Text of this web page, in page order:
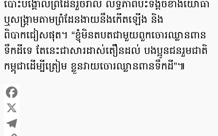
បោះបង្គោលព្រំដែនរួចរាល់ លទ្ធភាពប៉ះទង្គិចខាងយោធា
ឬសង្គ្រាមតាមព្រំដែនងាយនឹងកើតឡើង និង
ពិបាកជៀសផុត។ “ខ្ញុំមិនតបតជាមួយពួកចោរឈ្លានពាន
ទឹកដីទេ តែនេះជាសារដាស់តឿនដល់ បងប្អូនជនរួមជាតិ
កម្ពុជាដើម្បីត្រៀម ខ្លួនវាយចោរឈ្លានពានទឹកដី”៕
Facebook
X